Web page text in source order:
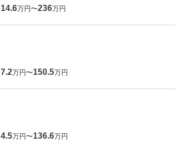
14.6万円〜236万円
7.2万円〜150.5万円
4.5万円〜136.6万円